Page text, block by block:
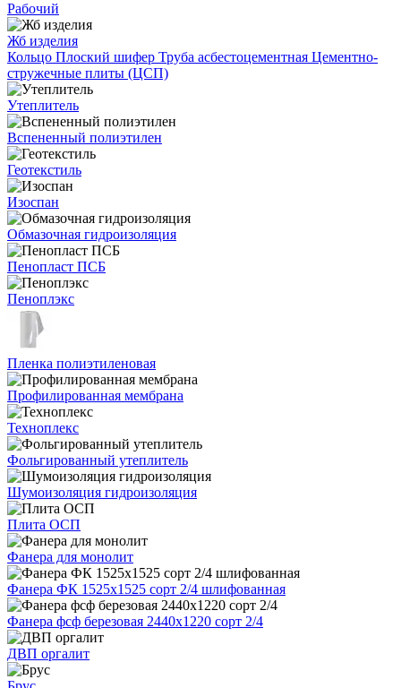
Рабочий
Жб изделия
Кольцо Плоский шифер Труба асбестоцементная Цементно-
стружечные плиты (ЦСП)
Утеплитель
Вспененный полиэтилен
Геотекстиль
Изоспан
Обмазочная гидроизоляция
Пенопласт ПСБ
Пеноплэкс
Пленка полиэтиленовая
Профилированная мембрана
Техноплекс
Фольгированный утеплитель
Шумоизоляция гидроизоляция
Плита ОСП
Фанера для монолит
Фанера ФК 1525х1525 сорт 2/4 шлифованная
Фанера фсф березовая 2440х1220 сорт 2/4
ДВП оргалит